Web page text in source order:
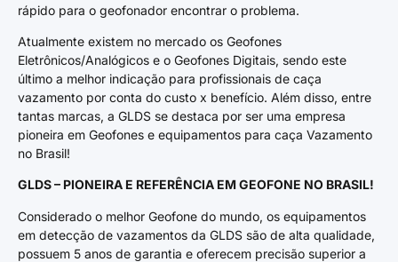
rápido para o geofonador encontrar o problema.
Atualmente existem no mercado os Geofones
Eletrônicos/Analógicos e o Geofones Digitais, sendo este
último a melhor indicação para profissionais de caça
vazamento por conta do custo x benefício. Além disso, entre
tantas marcas, a GLDS se destaca por ser uma empresa
pioneira em Geofones e equipamentos para caça Vazamento
no Brasil!
GLDS – PIONEIRA E REFERÊNCIA EM GEOFONE NO BRASIL!
Considerado o melhor Geofone do mundo, os equipamentos
em detecção de vazamentos da GLDS são de alta qualidade,
possuem 5 anos de garantia e oferecem precisão superior a